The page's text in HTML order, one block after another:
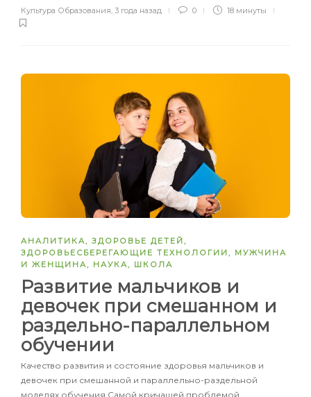
Культура Образования 3 года назад 0 18 минуты
АНАЛИТИКА , ЗДОРОВЬЕ ДЕТЕЙ ,
ЗДОРОВЬЕСБЕРЕГАЮЩИЕ ТЕХНОЛОГИИ , МУЖЧИНА
И ЖЕНЩИНА , НАУКА , ШКОЛА
Развитие мальчиков и
девочек при смешанном и
раздельно-параллельном
обучении
Качество развития и состояние здоровья мальчиков и
девочек при смешанной и параллельно-раздельной
моделях обучения Самой кричащей проблемой